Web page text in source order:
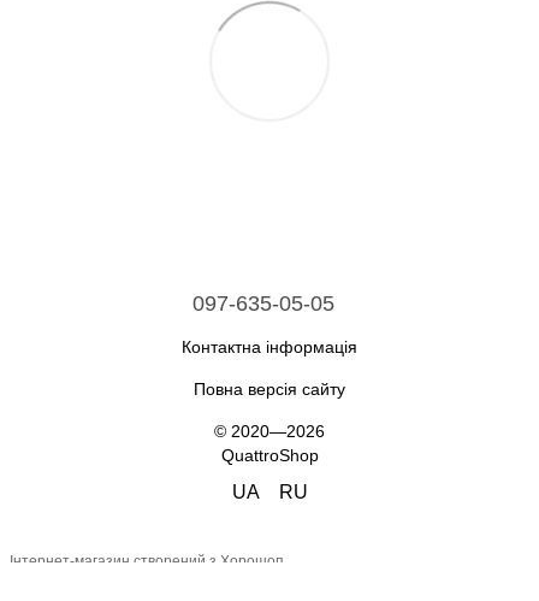
097-635-05-05
Контактна інформація
Повна версія сайту
© 2020—2026
QuattroShop
UA RU
Інтернет-магазин створений з Хорошоп